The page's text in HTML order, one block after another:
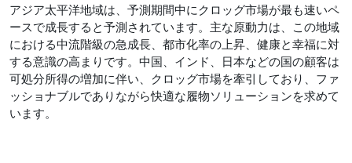
アジア太平洋地域は、予測期間中にクロッグ市場が最も速いペ
ースで成長すると予測されています。主な原動力は、この地域
における中流階級の急成長、都市化率の上昇、健康と幸福に対
する意識の高まりです。中国、インド、日本などの国の顧客は
可処分所得の増加に伴い、クロッグ市場を牽引しており、ファ
ッショナブルでありながら快適な履物ソリューションを求めて
います。